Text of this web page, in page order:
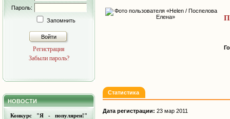
Пароль:
Запомнить
Войти
Регистрация
Забыли пароль?
НОВОСТИ
Конкурс "Я - популярен!"
Статистика
Дата регистрации: 23 мар 2011